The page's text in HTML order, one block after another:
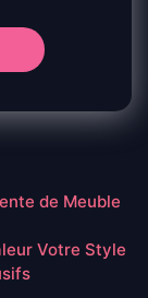
de Meuble
Votre Style